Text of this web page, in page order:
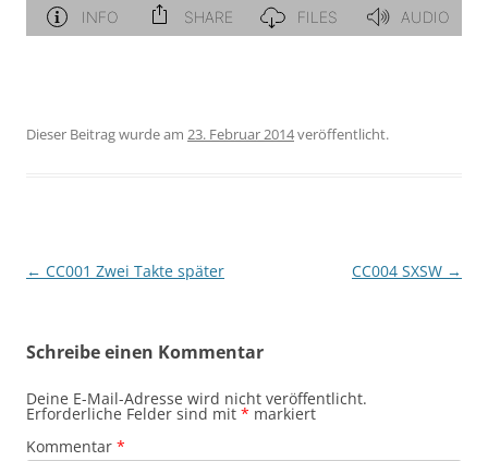
Dieser Beitrag wurde am 23. Februar 2014veröffentlicht.
Beitragsnavigation
← CC001 Zwei Takte später CC004 SXSW →
Schreibe einen Kommentar
Deine E-Mail-Adresse wird nicht veröffentlicht.
Erforderliche Felder sind mit * markiert
Kommentar *